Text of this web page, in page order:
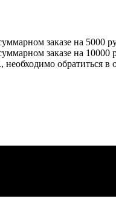
заказе на 5000
заказе на 10000
необходимо